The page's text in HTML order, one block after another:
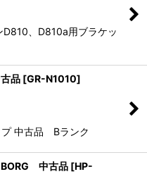
D810、D810a用ブラケッ
品 [GR-N1010]
プ 中古品 Bランク
中古品 [HP-